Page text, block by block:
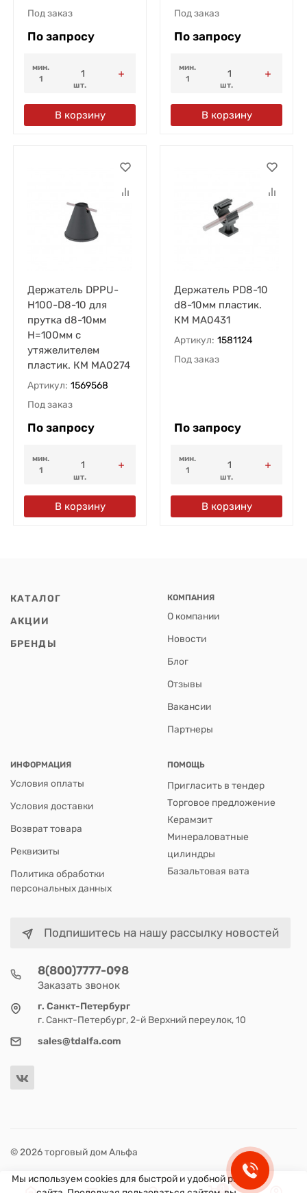
Под заказ
По запросу
мин.
1
шт.
В корзину
Под заказ
По запросу
мин.
1
шт.
В корзину
Держатель DPPU-
H100-D8-10 для
прутка d8-10мм
H=100мм с
утяжелителем
пластик. КМ MA0274
Артикул: 1569568
Под заказ
По запросу
мин.
1
шт.
В корзину
Держатель PD8-10
d8-10мм пластик.
КМ MA0431
Артикул: 1581124
Под заказ
По запросу
мин.
1
шт.
В корзину
КАТАЛОГ
АКЦИИ
БРЕНДЫ
КОМПАНИЯ
О компании
Новости
Блог
Отзывы
Вакансии
Партнеры
ИНФОРМАЦИЯ
Условия оплаты
Условия доставки
Возврат товара
Реквизиты
Политика обработки
персональных данных
ПОМОЩЬ
Пригласить в тендер
Торговое предложение
Керамзит
Минераловатные
цилиндры
Базальтовая вата
Подпишитесь на нашу рассылку новостей
8(800)7777-098
Заказать звонок
г. Санкт-Петербург
г. Санкт-Петербург, 2-й Верхний переулок, 10
sales@tdalfa.com
© 2026 торговый дом Альфа
Мы используем cookies для быстрой и удобной работы
0